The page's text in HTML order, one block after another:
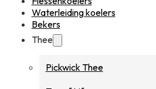
Waterleiding koelers
Bekers
Thee
Pickwick Thee